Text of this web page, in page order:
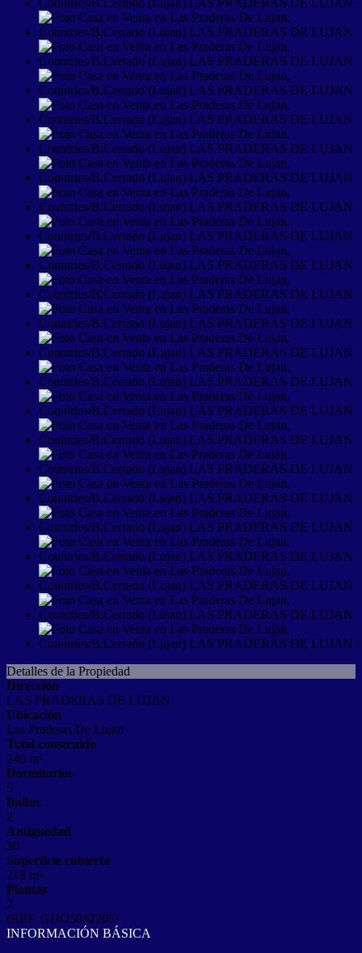
Detalles de la Propiedad
Dirección
LAS PRADERAS DE LUJAN
Ubicación
Las Praderas De Lujan
Total construido
240 m²
Dormitorios
5
Baños
2
Antiguedad
30
Superficie cubierta
218 m²
Plantas
2
(REF. GHO5042205)
INFORMACIÓN BÁSICA